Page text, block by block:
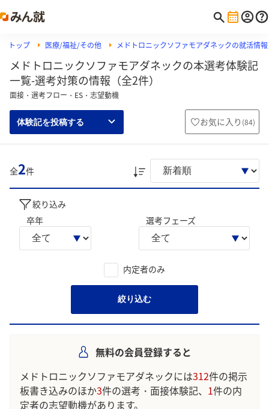
トップ 医療/福祉/その他 メドトロニックソファモアダネックの就活情報
メドトロニックソファモアダネックの本選考体験記
一覧-選考対策の情報（全2件）
面接・選考フロー・ES・志望動機
体験記を投稿する お気に入り (84)
全2件
絞り込み
卒年
選考フェーズ
内定者のみ
絞り込む
無料の会員登録すると
メドトロニックソファモアダネックには312件の掲示
板書き込みのほか3件の選考・面接体験記、 1件の内
定者の志望動機があります。